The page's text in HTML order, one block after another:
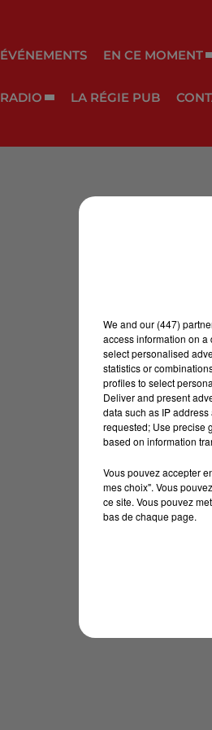
ÉVÉNEMENTS EN CE MOMENT
RADIO LA RÉGIE PUB
We and our (447)
access information on
select personalised
statistics or
profiles to select
Deliver and present
data such as IP
requested; Use precise
based on information
Vous pouvez accepter
mes choix". Vous
ce site. Vous pouvez
bas de chaque page.